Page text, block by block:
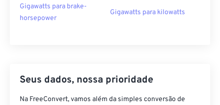
Gigawatts para brake-
horsepower
Gigawatts para kilowatts
Seus dados, nossa prioridade
Na FreeConvert, vamos além da simples conversão de